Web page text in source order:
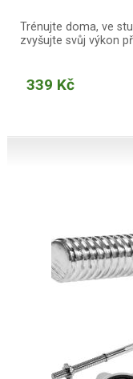
Trénujte doma, ve
zvyšujte svůj výkon
339 Kč